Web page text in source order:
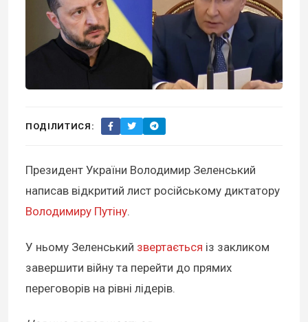
ПОДІЛИТИСЯ:
Президент України Володимир Зеленський
написав відкритий лист російському диктатору
Володимиру Путіну.
У ньому Зеленський звертається із закликом
завершити війну та перейти до прямих
переговорів на рівні лідерів.